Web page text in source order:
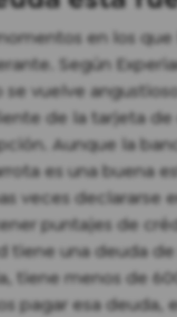
en los
Según
vuelve
de la tarjeta
Aunque la
es una buena
veces declararse
puntajes de
tiene una deuda
tiene menos de
pagar esa